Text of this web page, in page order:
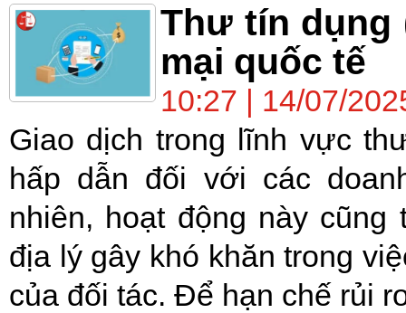
Thư tín dụng
mại quốc tế
10:27 | 14/07/
Giao dịch trong lĩnh vực
hấp dẫn đối với các
nhiên, hoạt động này
địa lý gây khó khăn trong
của đối tác. Để hạn chế rủi